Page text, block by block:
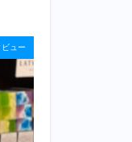
ュー